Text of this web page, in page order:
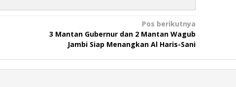
Pos berikutnya
3 Mantan Gubernur dan 2 Mantan Wagub
Jambi Siap Menangkan Al Haris-Sani